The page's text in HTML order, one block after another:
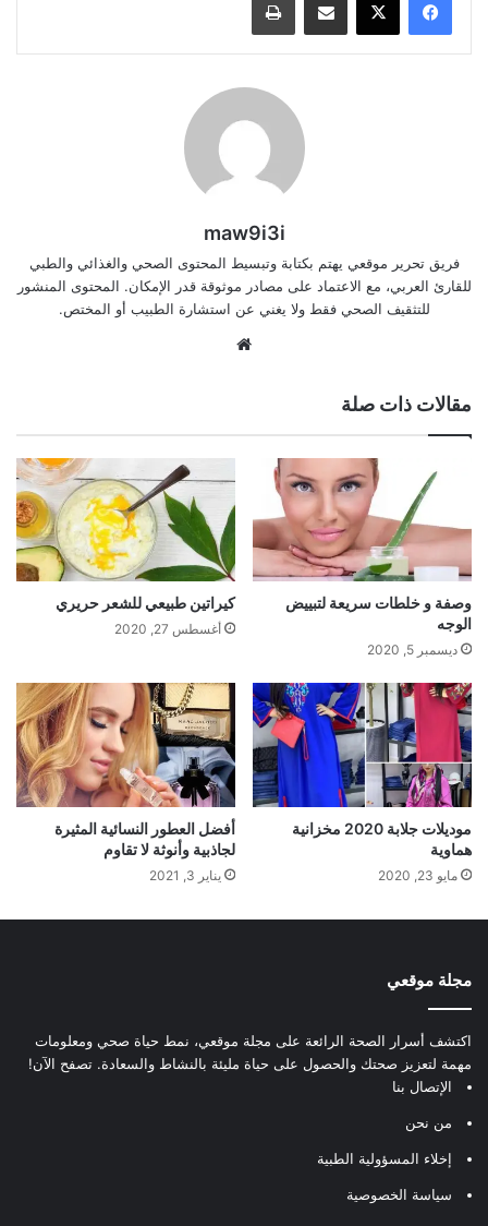
maw9i3i
فريق تحرير موقعي يهتم بكتابة وتبسيط المحتوى الصحي والغذائي والطبي
للقارئ العربي، مع الاعتماد على مصادر موثوقة قدر الإمكان. المحتوى المنشور
للتثقيف الصحي فقط ولا يغني عن استشارة الطبيب أو المختص.
مقالات ذات صلة
وصفة و خلطات سريعة لتبييض
الوجه
ديسمبر 5, 2020
كيراتين طبيعي للشعر حريري
أغسطس 27, 2020
موديلات جلابة 2020 مخزانية
هماوية
مايو 23, 2020
أفضل العطور النسائية المثيرة
لجاذبية وأنوثة لا تقاوم
يناير 3, 2021
مجلة موقعي
اكتشف أسرار الصحة الرائعة على مجلة موقعي، نمط حياة صحي ومعلومات
مهمة لتعزيز صحتك والحصول على حياة مليئة بالنشاط والسعادة. تصفح الآن!
الإتصال بنا
من نحن
إخلاء المسؤولية الطبية
سياسة الخصوصية